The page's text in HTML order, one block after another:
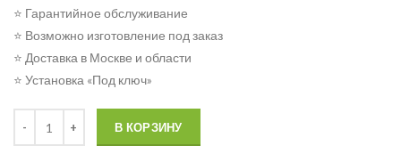
⭐ Гарантийное обслуживание
⭐ Возможно изготовление под заказ
⭐ Доставка в Москве и области
⭐ Установка «Под ключ»
В КОРЗИНУ